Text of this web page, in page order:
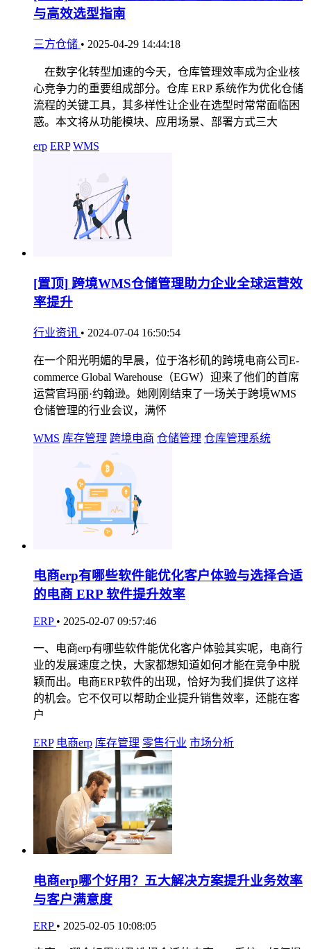
与高效选型指南
三方仓储 • 2025-04-29 14:44:18
在数字化转型加速的今天，仓库管理效率成为企业核
心竞争力的重要组成部分。仓库 ERP 系统作为优化仓储
流程的关键工具，其多样性让企业在选型时常常面临困
惑。本文将从功能模块、应用场景、部署方式三大
erp ERP WMS
[置顶] 跨境WMS仓储管理助力企业全球运营效
率提升
行业资讯 • 2024-07-04 16:50:54
在一个阳光明媚的早晨，位于洛杉矶的跨境电商公司E-
commerce Global Warehouse（EGW）迎来了他们的首席
运营官玛丽·约翰逊。她刚刚结束了一场关于跨境WMS
仓储管理的行业会议，满怀
WMS 库存管理 跨境电商 仓储管理 仓库管理系统
电商erp有哪些软件能优化客户体验与选择合适
的电商 ERP 软件提升效率
ERP • 2025-02-07 09:57:46
一、电商erp有哪些软件能优化客户体验其实呢，电商行
业的发展速度之快，大家都想知道如何才能在竞争中脱
颖而出。电商ERP软件的出现，恰好为我们提供了这样
的机会。它不仅可以帮助企业提升销售效率，还能在客
户
ERP 电商erp 库存管理 零售行业 市场分析
电商erp哪个好用？五大解决方案提升业务效率
与客户满意度
ERP • 2025-02-05 10:08:05